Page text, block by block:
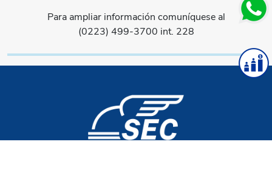
Para ampliar información comuníquese al
(0223) 499-3700 int. 228